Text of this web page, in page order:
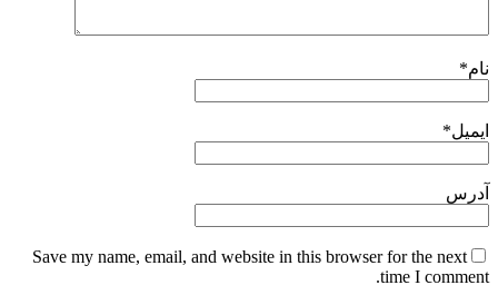
نام*
ایمیل*
آدرس
Save my name, email, and website in this browser for the next
time I comment.